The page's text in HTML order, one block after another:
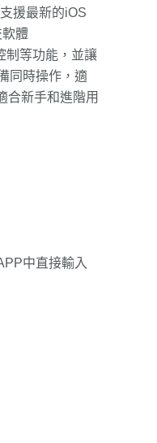
援最新的iOS
體
制等功能，並讓
同時操作，適
合新手和進階用
中直接輸入